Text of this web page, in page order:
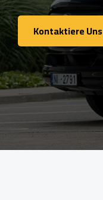
Kontaktiere Uns
Kontaktiere Uns